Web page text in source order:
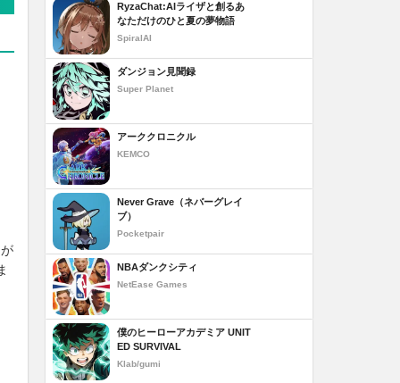
RyzaChat:AIライザと創るあ
なただけのひと夏の夢物語
SpiralAI
ダンジョン見聞録
Super Planet
アーククロニクル
KEMCO
Never Grave（ネバーグレイ
ブ）
Pocketpair
NBAダンクシティ
NetEase Games
僕のヒーローアカデミア UNIT
ED SURVIVAL
Klab/gumi